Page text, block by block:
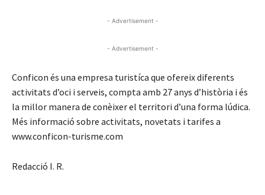
- Advertisement -
- Advertisement -
Conficon és una empresa turistíca que ofereix diferents
activitats d’oci i serveis, compta amb 27 anys d’història i és
la millor manera de conèixer el territori d’una forma lúdica.
Més informació sobre activitats, novetats i tarifes a
www.conficon-turisme.com
Redacció I. R.